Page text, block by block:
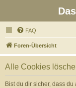
FAQ
Foren-Übersicht
Alle Cookies
Bist du dir sicher, dass